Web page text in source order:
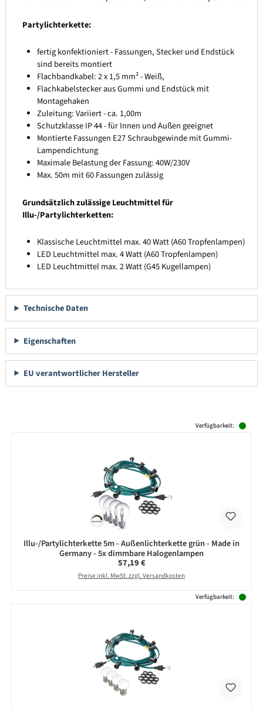
Partylichterkette:
fertig konfektioniert - Fassungen, Stecker und Endstück
sind bereits montiert
Flachbandkabel: 2 x 1,5 mm² - Weiß,
Flachkabelstecker aus Gummi und Endstück mit
Montagehaken
Zuleitung: Variiert - ca. 1,00m
Schutzklasse IP 44 - für Innen und Außen geeignet
Montierte Fassungen E27 Schraubgewinde mit Gummi-
Lampendichtung
Maximale Belastung der Fassung: 40W/230V
Max. 50m mit 60 Fassungen zulässig
Grundsätzlich zulässige Leuchtmittel für
Illu-/Partylichterketten:
Klassische Leuchtmittel max. 40 Watt (A60 Tropfenlampen)
LED Leuchtmittel max. 4 Watt (A60 Tropfenlampen)
LED Leuchtmittel max. 2 Watt (G45 Kugellampen)
Technische Daten
Eigenschaften
EU verantwortlicher Hersteller
Verfügbarkeit:
Illu-/Partylichterkette 5m - Außenlichterkette grün - Made in
Germany - 5x dimmbare Halogenlampen
Regulärer Preis:
57,19 €
Preise inkl. MwSt. zzgl. Versandkosten
Verfügbarkeit: